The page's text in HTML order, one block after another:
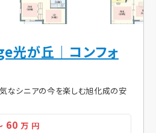
光が丘｜コンフォ
なシニアの今を楽しむ旭化成の安
60万 円